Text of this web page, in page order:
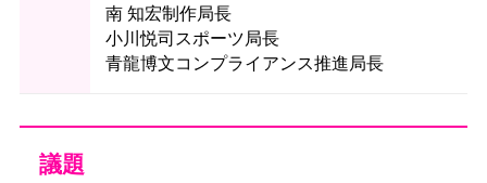
南 知宏制作局長
小川悦司スポーツ局長
青龍博文コンプライアンス推進局長
議題